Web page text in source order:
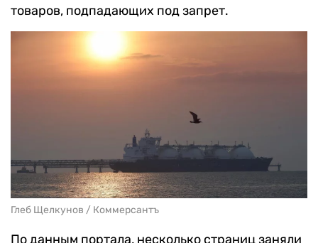
товаров, подпадающих под запрет.
Глеб Щелкунов / Коммерсантъ
По данным портала, несколько страниц заняли